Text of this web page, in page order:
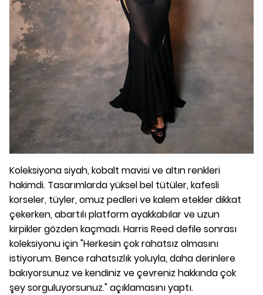
Koleksiyona siyah, kobalt mavisi ve altın renkleri
hakimdi. Tasarımlarda yüksel bel tütüler, kafesli
korseler, tüyler, omuz pedleri ve kalem etekler dikkat
çekerken, abartılı platform ayakkabılar ve uzun
kirpikler gözden kaçmadı. Harris Reed defile sonrası
koleksiyonu için "Herkesin çok rahatsız olmasını
istiyorum. Bence rahatsızlık yoluyla, daha derinlere
bakıyorsunuz ve kendiniz ve çevreniz hakkında çok
şey sorguluyorsunuz." açıklamasını yaptı.